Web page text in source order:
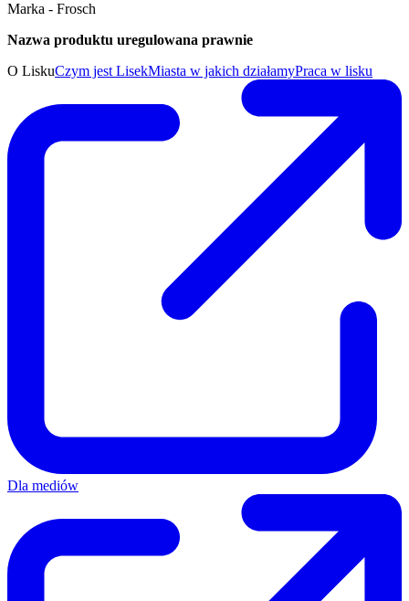
Marka - Frosch
Nazwa produktu uregulowana prawnie
O LiskuCzym jest LisekMiasta w jakich działamyPraca w lisku
Dla mediów